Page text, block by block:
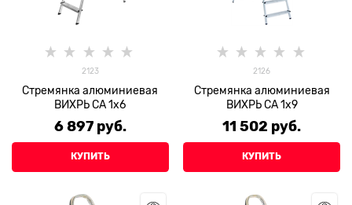
2123
Стремянка алюминиевая
ВИХРЬ СА 1х6
6 897 руб.
КУПИТЬ
2126
Стремянка алюминиевая
ВИХРЬ СА 1х9
11 502 руб.
КУПИТЬ